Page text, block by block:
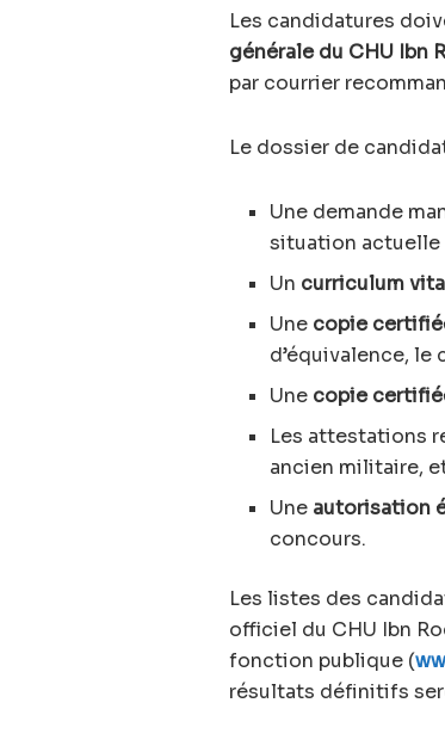
Les candidatures
générale du CHU Ibn
par courrier
Le dossier de
Une demande
situation actuelle
Un curriculum
Une copie
d’équivalence, le
Une copie
Les attestations
ancien militaire,
Une autorisation
concours.
Les listes des
officiel du CHU Ibn
fonction publique (
résultats définitifs